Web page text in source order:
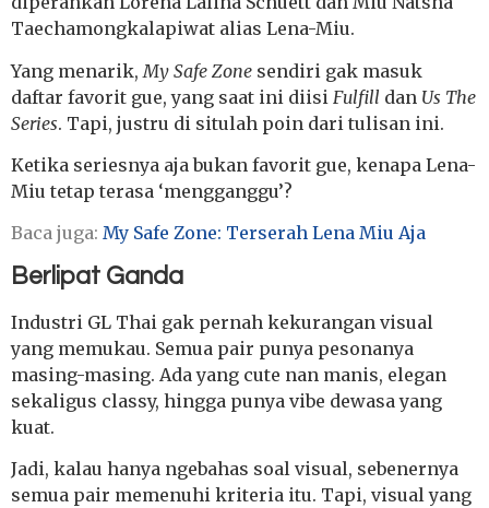
Taechamongkalapiwat alias Lena-Miu.
Yang menarik, My Safe Zone sendiri gak masuk
daftar favorit gue, yang saat ini diisi Fulfill dan Us The
Series. Tapi, justru di situlah poin dari tulisan ini.
Ketika seriesnya aja bukan favorit gue, kenapa Lena-
Miu tetap terasa ‘mengganggu’?
Baca juga: My Safe Zone: Terserah Lena Miu Aja
Berlipat Ganda
Industri GL Thai gak pernah kekurangan visual
yang memukau. Semua pair punya pesonanya
masing-masing. Ada yang cute nan manis, elegan
sekaligus classy, hingga punya vibe dewasa yang
kuat.
Jadi, kalau hanya ngebahas soal visual, sebenernya
semua pair memenuhi kriteria itu. Tapi, visual yang